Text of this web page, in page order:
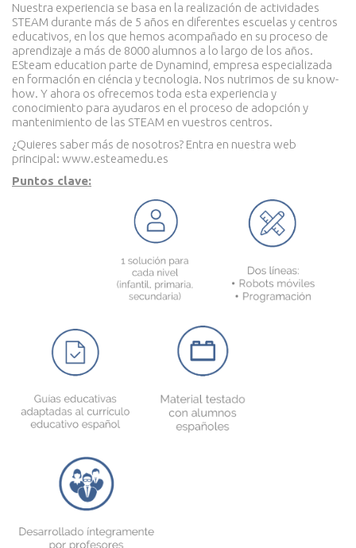
Nuestra experiencia se basa en la realización de actividades
STEAM durante más de 5 años en diferentes escuelas y centros
educativos, en los que hemos acompañado en su proceso de
aprendizaje a más de 8000 alumnos a lo largo de los años.
ESteam education parte de Dynamind, empresa especializada
en formación en ciéncia y tecnologia. Nos nutrimos de su know-
how. Y ahora os ofrecemos toda esta experiencia y
conocimiento para ayudaros en el proceso de adopción y
mantenimiento de las STEAM en vuestros centros.
¿Quieres saber más de nosotros? Entra en nuestra web
principal: www.esteamedu.es
Puntos clave: